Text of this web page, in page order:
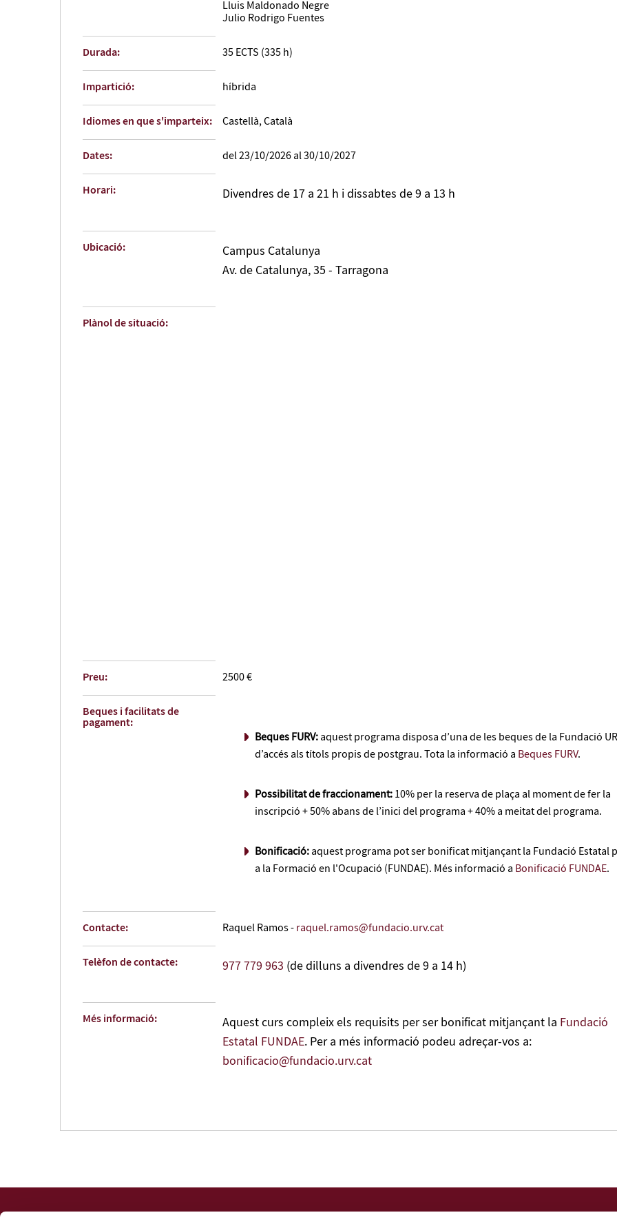
Lluis Maldonado Negre
Julio Rodrigo Fuentes
Durada: 35 ECTS (335 h)
Impartició: híbrida
Idiomes en que s'imparteix: Castellà, Català
Dates: del 23/10/2026 al 30/10/2027
Horari: Divendres de 17 a 21 h i dissabtes de 9 a 13 h
Ubicació:
Campus Catalunya
Av. de Catalunya, 35 - Tarragona
Plànol de situació:
Preu: 2500 €
Beques i facilitats de
pagament:
Beques FURV:aquest programa disposa d’una de les beques de la Fundació
d’accés als títols propis de postgrau. Tota la informació a Beques FURV.
Possibilitat de fraccionament:10% per la reserva de plaça al moment de fer la
inscripció + 50% abans de l’inici del programa + 40% a meitat del programa.
Bonificació:aquest programa pot ser bonificat mitjançant la Fundació Estatal
a la Formació en l'Ocupació (FUNDAE). Més informació a Bonificació FUNDAE.
Contacte: Raquel Ramos -raquel.ramos@fundacio.urv.cat
Telèfon de contacte: 977 779 963 (de dilluns a divendres de 9 a 14 h)
Més informació: Aquest curs compleix els requisits per ser bonificat mitjançant la Fundació
Estatal FUNDAE. Per a més informació podeu adreçar-vos a:
bonificacio@fundacio.urv.cat